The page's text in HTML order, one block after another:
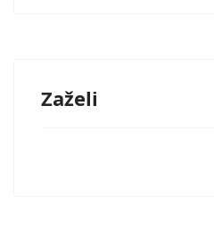
Zaželi